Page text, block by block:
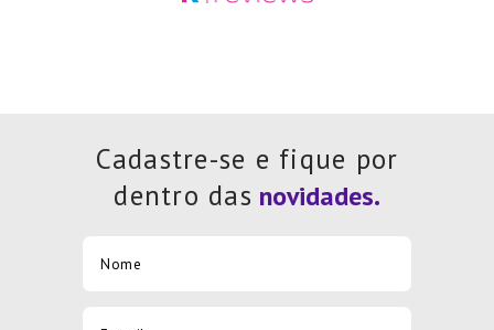
Cadastre-se e fique por
dentro das